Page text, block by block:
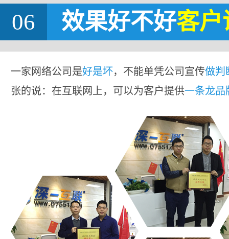
06 效果好不好客户
一家网络公司是好是坏，不能单凭公司宣传做判
张的说：在互联网上，可以为客户提供一条龙品